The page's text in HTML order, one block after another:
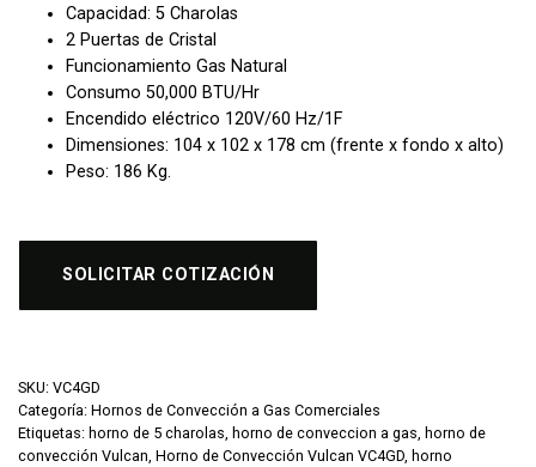
Capacidad: 5 Charolas
2 Puertas de Cristal
Funcionamiento Gas Natural
Consumo 50,000 BTU/Hr
Encendido eléctrico 120V/60 Hz/1F
Dimensiones: 104 x 102 x 178 cm (frente x fondo x alto)
Peso: 186 Kg.
SOLICITAR COTIZACIÓN
SKU: VC4GD
Categoría: Hornos de Convección a Gas Comerciales
Etiquetas: horno de 5 charolas horno de conveccion a gas horno de
convección Vulcan Horno de Convección Vulcan VC4GD horno